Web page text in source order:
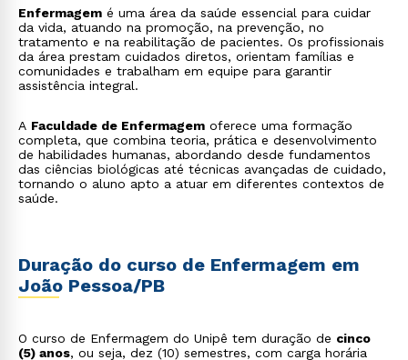
Enfermagem é uma área da saúde essencial para cuidar
da vida, atuando na promoção, na prevenção, no
tratamento e na reabilitação de pacientes. Os profissionais
da área prestam cuidados diretos, orientam famílias e
comunidades e trabalham em equipe para garantir
assistência integral.
A Faculdade de Enfermagem oferece uma formação
completa, que combina teoria, prática e desenvolvimento
de habilidades humanas, abordando desde fundamentos
das ciências biológicas até técnicas avançadas de cuidado,
tornando o aluno apto a atuar em diferentes contextos de
saúde.
Duração do curso de Enfermagem em
João Pessoa/PB
O curso de Enfermagem do Unipê tem duração de cinco
(5) anos, ou seja, dez (10) semestres, com carga horária